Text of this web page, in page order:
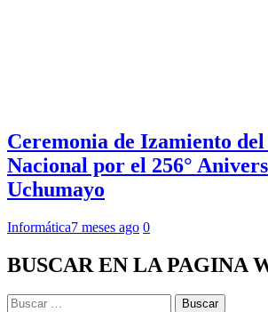
Ceremonia de Izamiento
Nacional por el 256°
Uchumayo
Informática7 meses ago 0
BUSCAR EN LA PAGINA
Buscar: